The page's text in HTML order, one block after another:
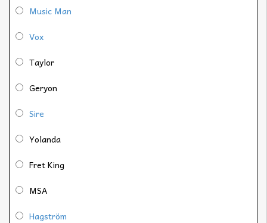
Music Man
Vox
Taylor
Geryon
Sire
Yolanda
Fret King
MSA
Hagström